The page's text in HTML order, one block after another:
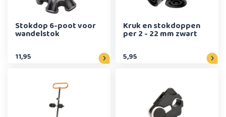
Stokdop 6-poot voor
wandelstok
11,95
Kruk en stokdoppen
per 2 - 22 mm zwart
5,95